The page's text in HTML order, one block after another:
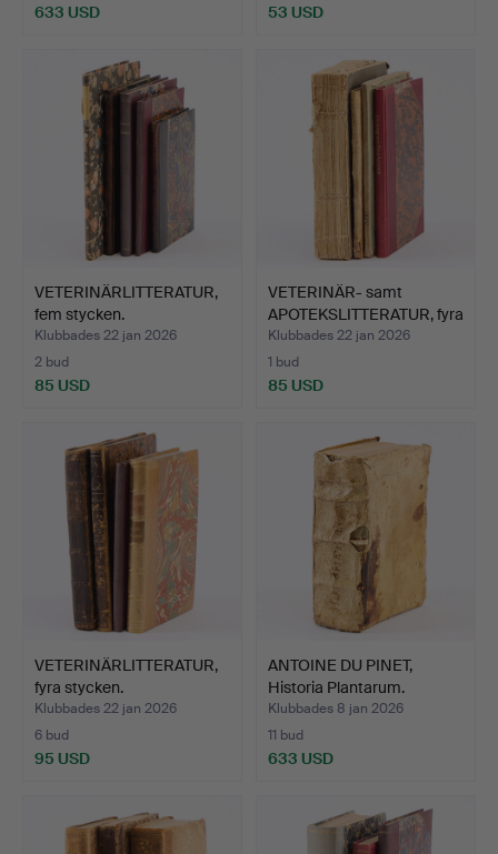
633 USD 53 USD
VETERINÄRLITTERATUR,
fem stycken.
Klubbades 22 jan 2026
2 bud
85 USD
VETERINÄR- samt
APOTEKSLITTERATUR, fyra
st…
Klubbades 22 jan 2026
1 bud
85 USD
VETERINÄRLITTERATUR,
fyra stycken.
Klubbades 22 jan 2026
6 bud
95 USD
ANTOINE DU PINET,
Historia Plantarum.
Klubbades 8 jan 2026
11 bud
633 USD